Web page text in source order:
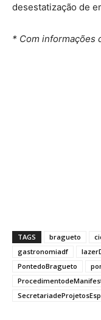
desestatização de
* Com informações
TAGS bragueto
gastronomiadf
PontedoBragueto